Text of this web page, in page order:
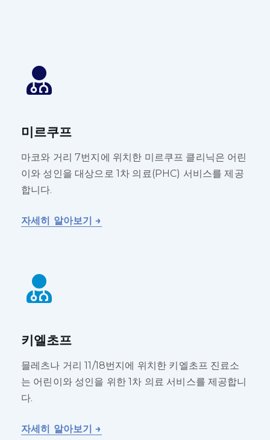
미르쿠프
마코와 거리 7번지에 위치한 미르쿠프 클리닉은 어린
이와 성인을 대상으로 1차 의료(PHC) 서비스를 제공
합니다.
자세히 알아보기 →
키엘초프
믈레츠나 거리 11/18번지에 위치한 키엘초프 진료소
는 어린이와 성인을 위한 1차 의료 서비스를 제공합니
다.
자세히 알아보기 →